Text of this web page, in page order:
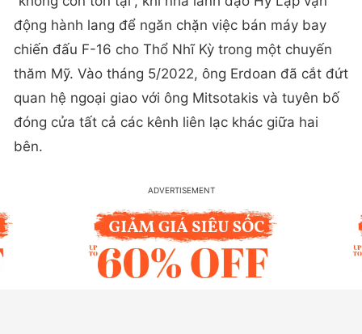
động hành lang để ngăn chặn việc bán máy bay
chiến đấu F-16 cho Thổ Nhĩ Kỳ trong một chuyến
thăm Mỹ. Vào tháng 5/2022, ông Erdoan đã cắt đứt
quan hệ ngoại giao với ông Mitsotakis và tuyên bố
đóng cửa tất cả các kênh liên lạc khác giữa hai
bên.